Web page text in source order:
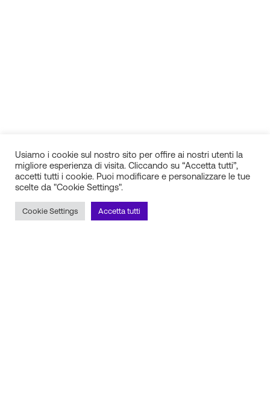
P.IVA 01688940608
Usiamo i cookie sul nostro sito per offire ai nostri utenti la
migliore esperienza di visita. Cliccando su “Accetta tutti”,
accetti tutti i cookie. Puoi modificare e personalizzare le tue
scelte da "Cookie Settings".
Cookie Settings Accetta tutti